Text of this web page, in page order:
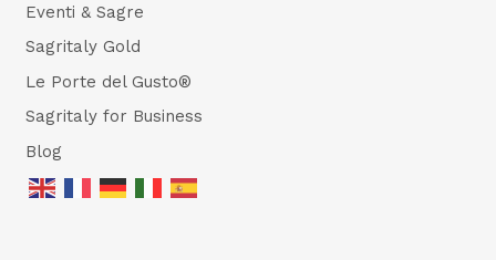
Eventi & Sagre
Sagritaly Gold
Le Porte del Gusto®
Sagritaly for Business
Blog